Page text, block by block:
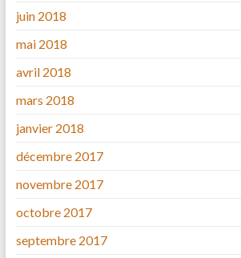
juin 2018
mai 2018
avril 2018
mars 2018
janvier 2018
décembre 2017
novembre 2017
octobre 2017
septembre 2017